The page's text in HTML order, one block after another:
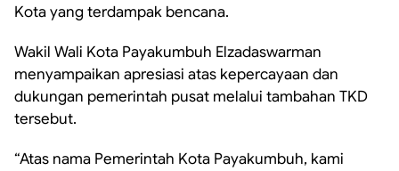
Kota yang terdampak bencana.
Wakil Wali Kota Payakumbuh Elzadaswarman
menyampaikan apresiasi atas kepercayaan dan
dukungan pemerintah pusat melalui tambahan TKD
tersebut.
“Atas nama Pemerintah Kota Payakumbuh, kami